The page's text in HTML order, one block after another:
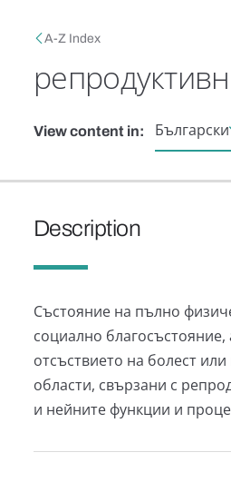
Breadcrumb
A-Z Index
View content in: Български
Description
Състояние на пълно
социално благосъстояние,
отсъствието на болест
области, свързани с
и нейните функции и